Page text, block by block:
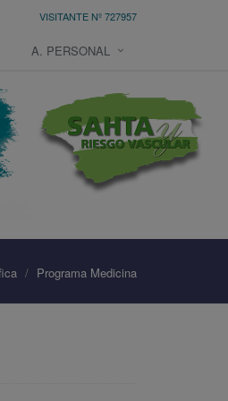
VISITANTE Nº 727957
A. PERSONAL
Programa Medicina